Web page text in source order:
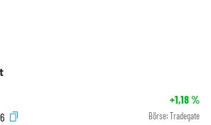
+1,18%
Börse: Tradegate